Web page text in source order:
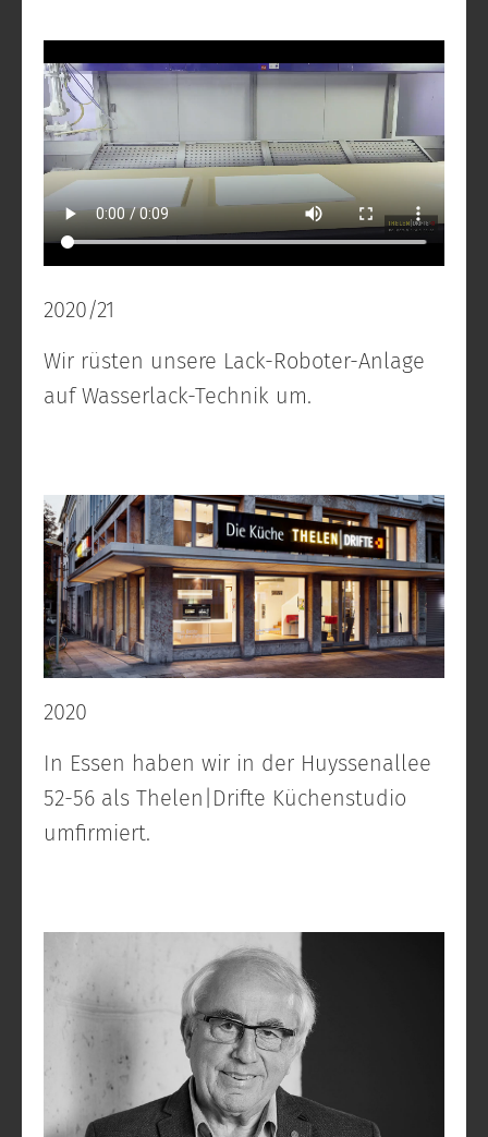
2020/21
Wir rüsten unsere Lack-Roboter-Anlage
auf Wasserlack-Technik um.
2020
In Essen haben wir in der Huyssenallee
52-56 als Thelen|Drifte Küchenstudio
umfirmiert.